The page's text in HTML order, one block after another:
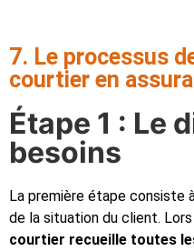
7. Le processus
courtier en
Étape 1 : Le
besoins
La première étape consiste
de la situation du client.
courtier recueille toutes